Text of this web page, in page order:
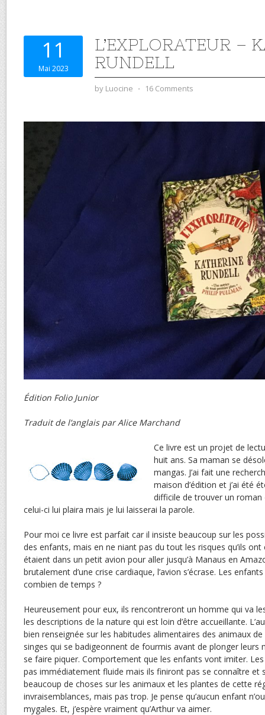
11
Mai 2023
L’EXPLORATEUR –
RUNDELL
by Luocine ⋅ 16 Comments
Édition Folio Junior
Traduit de l’anglais par Alice Marchand
Ce livre est un projet de
huit ans. Sa maman se
mangas. J’ai fait une
maison d’édition et j’ai été
difficile de trouver un roman
celui-ci lui plaira mais je lui laisserai la parole.
Pour moi ce livre est parfait car il insiste beaucoup sur les
des enfants, mais en ne niant pas du tout les risques qu’ils
étaient dans un petit avion pour aller jusqu’à Manaus en
brutalement d’une crise cardiaque, l’avion s’écrase. Les
combien de temps ?
Heureusement pour eux, ils rencontreront un homme qui va
les descriptions de la nature qui est loin d’être accueillante.
bien renseignée sur les habitudes alimentaires des animaux
singes qui se badigeonnent de fourmis avant de plonger leurs
se faire piquer. Comportement que les enfants vont imiter.
pas immédiatement fluide mais ils finiront pas se connaître et
beaucoup de choses sur les animaux et les plantes de cette
invraisemblances, mais pas trop. Je pense qu’aucun enfant
mygales. Et, j’espère vraiment qu’Arthur va aimer.